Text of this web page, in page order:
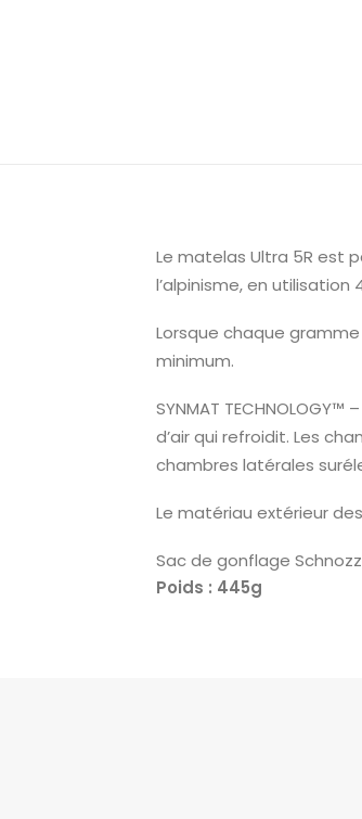
Le matelas Ultra 5R est
l’alpinisme, en utilisation
Lorsque chaque
minimum.
SYNMAT
d’air qui refroidit. Les
chambres latérales
Le matériau extérieur
Sac de gonflage
Poids : 445g